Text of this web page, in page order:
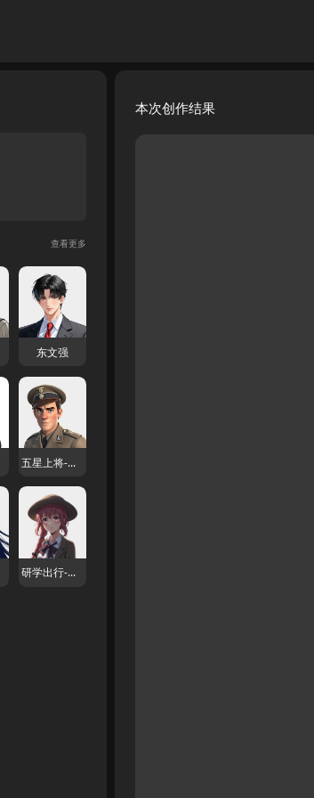
查看更多
东文强
五星上将-麦克阿瑟
研学出行-东语昕
本次创作结果